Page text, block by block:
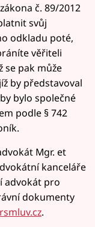
č. 89/2012
svůj
odkladu poté,
věřiteli
se pak může
by představoval
bylo společné
podle § 742
Mgr. et
kanceláře
advokát pro
dokumenty
.